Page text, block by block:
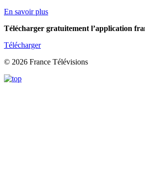
En savoir plus
Télécharger gratuitement l’application
Télécharger
© 2026 France Télévisions